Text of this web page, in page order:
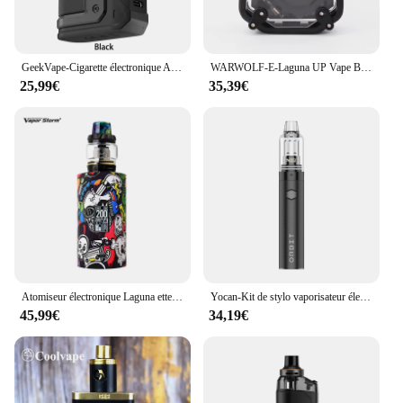
GeekVape-Cigarette électronique Aegis foreQ, kit 30W, batterie 1300mAh, 2ml, remplissage supérieur, 3 niveaux, débit d'air réglable, vaporisateur E-Laguna
25,99€
WARWOLF-E-Laguna UP Vape Box Mod, 150W, Batterie 2200mAh spatirée, Tension Variable Réglable, Atomiseur à Fil 510 Précieux
35,39€
45,99€
Yocan-Kit de stylo vaporisateur électronique, Original Orbit, Batterie 1700mAh, Top Vertex, Flux d'air Type-C, Laguna ette Vape Pen
34,19€